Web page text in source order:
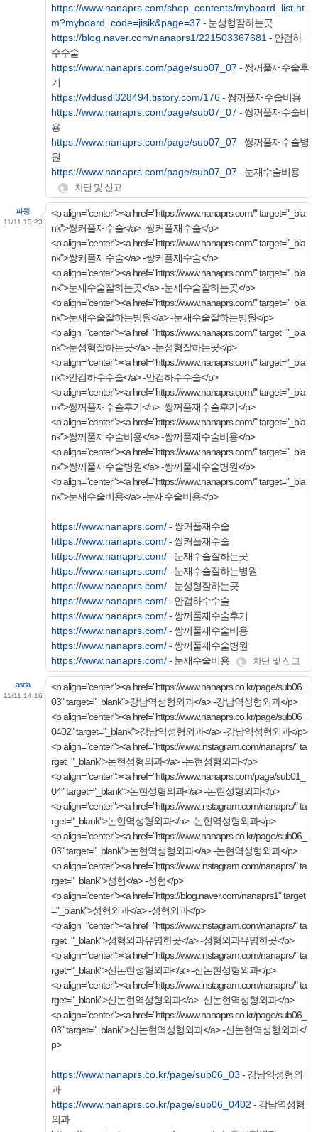
https://www.nanaprs.com/shop_contents/myboard_list.ht
m?myboard_code=jisik&page=37 - 눈성형잘하는곳
https://blog.naver.com/nanaprs1/221503367681- 안검하
수수술
https://www.nanaprs.com/page/sub07_07 - 쌍꺼풀재수술후
기
https://wldusdl328494.tistory.com/176- 쌍꺼풀재수술비용
https://www.nanaprs.com/page/sub07_07 - 쌍꺼풀재수술비
용
https://www.nanaprs.com/page/sub07_07 - 쌍꺼풀재수술병
원
https://www.nanaprs.com/page/sub07_07 - 눈재수술비용
차단 및 신고
파웡
11/11 13:23
<p align="center"><a href="https://www.nanaprs.com/" target="_bla
nk">쌍커풀재수술</a> -쌍커풀재수술</p>
<p align="center"><a href="https://www.nanaprs.com/" target="_bla
nk">쌍커플재수술</a> -쌍커플재수술</p>
<p align="center"><a href="https://www.nanaprs.com/" target="_bla
nk">눈재수술잘하는곳</a> -눈재수술잘하는곳</p>
<p align="center"><a href="https://www.nanaprs.com/" target="_bla
nk">눈재수술잘하는병원</a> -눈재수술잘하는병원</p>
<p align="center"><a href="https://www.nanaprs.com/" target="_bla
nk">눈성형잘하는곳</a> -눈성형잘하는곳</p>
<p align="center"><a href="https://www.nanaprs.com/" target="_bla
nk">안검하수수술</a> -안검하수수술</p>
<p align="center"><a href="https://www.nanaprs.com/" target="_bla
nk">쌍꺼풀재수술후기</a> -쌍꺼풀재수술후기</p>
<p align="center"><a href="https://www.nanaprs.com/" target="_bla
nk">쌍꺼풀재수술비용</a> -쌍꺼풀재수술비용</p>
<p align="center"><a href="https://www.nanaprs.com/" target="_bla
nk">쌍꺼풀재수술병원</a> -쌍꺼풀재수술병원</p>
<p align="center"><a href="https://www.nanaprs.com/" target="_bla
nk">눈재수술비용</a> -눈재수술비용</p>
https://www.nanaprs.com/- 쌍커풀재수술
https://www.nanaprs.com/- 쌍커플재수술
https://www.nanaprs.com/- 눈재수술잘하는곳
https://www.nanaprs.com/- 눈재수술잘하는병원
https://www.nanaprs.com/- 눈성형잘하는곳
https://www.nanaprs.com/- 안검하수수술
https://www.nanaprs.com/- 쌍꺼풀재수술후기
https://www.nanaprs.com/- 쌍꺼풀재수술비용
https://www.nanaprs.com/- 쌍꺼풀재수술병원
https://www.nanaprs.com/- 눈재수술비용 차단 및 신고
asda
11/11 14:16
<p align="center"><a href="https://www.nanaprs.co.kr/page/sub06_
03" target="_blank">강남역성형외과</a> -강남역성형외과</p>
<p align="center"><a href="https://www.nanaprs.co.kr/page/sub06_
0402" target="_blank">강남역성형외과</a> -강남역성형외과</p>
<p align="center"><a href="https://www.instagram.com/nanaprs/" ta
rget="_blank">논현성형외과</a> -논현성형외과</p>
<p align="center"><a href="https://www.nanaprs.com/page/sub01_
04" target="_blank">논현성형외과</a> -논현성형외과</p>
<p align="center"><a href="https://www.instagram.com/nanaprs/" ta
rget="_blank">논현역성형외과</a> -논현역성형외과</p>
<p align="center"><a href="https://www.nanaprs.co.kr/page/sub06_
03" target="_blank">논현역성형외과</a> -논현역성형외과</p>
<p align="center"><a href="https://www.instagram.com/nanaprs/" ta
rget="_blank">성형</a> -성형</p>
<p align="center"><a href="https://blog.naver.com/nanaprs1" target
="_blank">성형외과</a> -성형외과</p>
<p align="center"><a href="https://www.instagram.com/nanaprs/" ta
rget="_blank">성형외과유명한곳</a> -성형외과유명한곳</p>
<p align="center"><a href="https://www.instagram.com/nanaprs/" ta
rget="_blank">신논현성형외과</a> -신논현성형외과</p>
<p align="center"><a href="https://www.instagram.com/nanaprs/" ta
rget="_blank">신논현역성형외과</a> -신논현역성형외과</p>
<p align="center"><a href="https://www.nanaprs.co.kr/page/sub06_
03" target="_blank">신논현역성형외과</a> -신논현역성형외과</
p>
https://www.nanaprs.co.kr/page/sub06_03 - 강남역성형외
과
https://www.nanaprs.co.kr/page/sub06_0402 - 강남역성형
외과